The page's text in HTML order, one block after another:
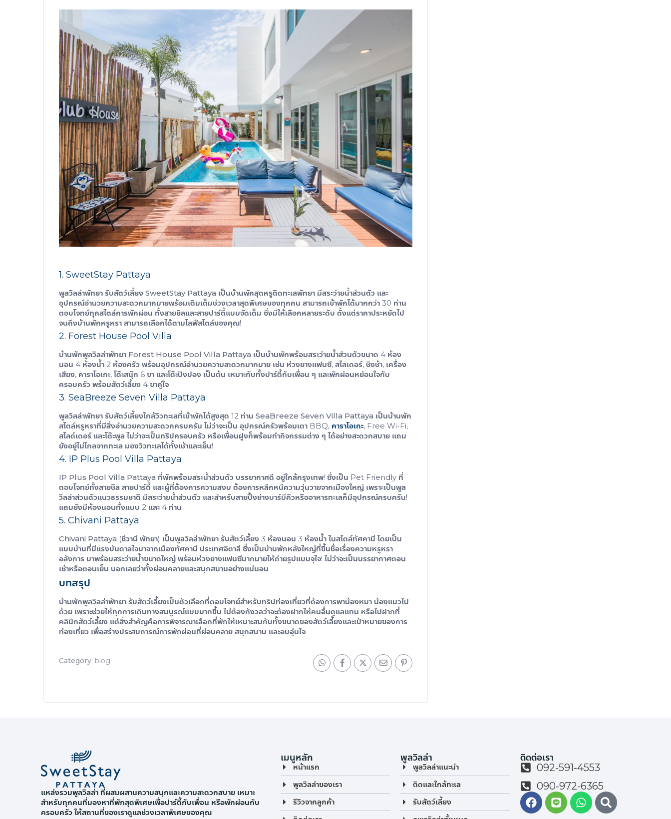
1. SweetStay Pattaya
พูลวิลล่าพัทยา รับสัตว์เลี้ยง SweetStay Pattaya เป็นบ้านพักสุดหรูติดทะเลพัทยา มีสระว่ายน้ำส่วนตัว และ
อุปกรณ์อำนวยความสะดวกมากมายพร้อมเติมเต็มช่วงเวลาสุดพิเศษของทุกคน สามารถเข้าพักได้มากกว่า 30 ท่าน
ตอบโจทย์ทุกสไตล์การพักผ่อน ทั้งสายชิลและสายปาร์ตี้แบบจัดเต็ม ซึ่งมีให้เลือกหลายระดับ ตั้งแต่ราคาประหยัดไป
จนถึงบ้านพักหรูหรา สามารถเลือกได้ตามไลฟ์สไตล์ของคุณ!
2. Forest House Pool Villa
บ้านพักพูลวิลล่าพัทยา Forest House Pool Villa Pattaya เป็นบ้านพักพร้อมสระว่ายน้ำส่วนตัวขนาด 4 ห้อง
นอน 4 ห้องน้ำ 2 ห้องครัว พร้อมอุปกรณ์อำนวยความสะดวกมากมาย เช่น ห่วงยางแฟนซี, สไลเดอร์, ชิงช้า, เครื่อง
เสียง, คาราโอเกะ, โต๊ะสนุ๊ก 6 ขา และโต๊ะปิงปอง เป็นต้น เหมาะกับทั้งปาร์ตี้กับเพื่อน ๆ และพักผ่อนหย่อนใจกับ
ครอบครัว พร้อมสัตว์เลี้ยง 4 ขาคู่ใจ
3. SeaBreeze Seven Villa Pattaya
พูลวิลล่าพัทยา รับสัตว์เลี้ยงใกล้วิวทะเลที่เข้าพักได้สูงสุด 12 ท่าน SeaBreeze Seven Villa Pattaya เป็นบ้านพัก
สไตล์หรูหราที่มีสิ่งอำนวยความสะดวกครบครัน ไม่ว่าจะเป็น อุปกรณ์ครัวพร้อมเตา BBQ, คาราโอเกะ, Free Wi-Fi,
สไลด์เดอร์ และโต๊ะพูล ไม่ว่าจะเป็นทริปครอบครัว หรือเพื่อนฝูงก็พร้อมทำกิจกรรมต่าง ๆ ได้อย่างสะดวกสบาย แถม
ยังอยู่ไม่ไกลจากทะเล มองวิวทะเลได้ทั้งเช้าและเย็น!
4. IP Plus Pool Villa Pattaya
IP Plus Pool Villa Pattaya ที่พักพร้อมสระน้ำส่วนตัว บรรยากาศดี อยู่ใกล้กรุงเทพ! ซึ่งเป็น Pet Friendly ที่
ตอบโจทย์ทั้งสายชิล สายปาร์ตี้ และผู้ที่ต้องการความสงบ ต้องการหลีกหนีความวุ่นวายจากเมืองใหญ่ เพราะเป็นพูล
วิลล่าส่วนตัวแนวธรรมชาติ มีสระว่ายน้ำส่วนตัว และสำหรับสายปิ้งย่างบาร์บีคิวหรืออาหารทะเลก็มีอุปกรณ์ครบครัน!
แถมยังมีห้องนอนทั้งแบบ 2 และ 4 ท่าน
5. Chivani Pattaya
Chivani Pattaya (ชีวานี พัทยา) เป็นพูลวิลล่าพัทยา รับสัตว์เลี้ยง 3 ห้องนอน 3 ห้องน้ำ ในสไตล์ทัศคานี โดยเป็น
แบบบ้านที่มีแรงบันดาลใจมาจากเมืองทัศคานี ประเทศอิตาลี ซึ่งเป็นบ้านพักหลังใหญ่ที่ขึ้นชื่อเรื่องความหรูหรา
อลังการ มาพร้อมสระว่ายน้ำขนาดใหญ่ พร้อมห่วงยางแฟนซีมากมายให้ถ่ายรูปแบบจุใจ! ไม่ว่าจะเป็นบรรยากาศตอน
เช้าหรือตอนเย็น บอกเลยว่าทั้งผ่อนคลายและสนุกสนานอย่างแน่นอน
บทสรุป
บ้านพักพูลวิลล่าพัทยา รับสัตว์เลี้ยงเป็นตัวเลือกที่ตอบโจทย์สำหรับทริปท่องเที่ยวที่ต้องการพาน้องหมา น้องแมวไป
ด้วย เพราะช่วยให้ทุกการเดินทางสมบูรณ์แบบมากขึ้น ไม่ต้องกังวลว่าจะต้องฝากให้คนอื่นดูแลแทน หรือไปฝากที่
คลินิกสัตว์เลี้ยง แต่สิ่งสำคัญคือการพิจารณาเลือกที่พักให้เหมาะสมกับทั้งขนาดของสัตว์เลี้ยงและเป้าหมายของการ
ท่องเที่ยว เพื่อสร้างประสบการณ์การพักผ่อนที่ผ่อนคลาย สนุกสนาน และอบอุ่นใจ
Category: blog
แหล่งรวมพูลวิลล่า ที่ผสมผสานความสนุกและความสะดวกสบาย เหมาะ
สำหรับทุกคนที่มองหาที่พักสุดพิเศษเพื่อปาร์ตี้กับเพื่อน หรือพักผ่อนกับ
ครอบครัว ให้สถานที่ของเราดูแลช่วงเวลาพิเศษของคุณ
เมนูหลัก
หน้าแรก
พูลวิลล่าของเรา
รีวิวจากลูกค้า
พูลวิลล่า
พูลวิลล่าแนะนำ
ติดและใกล้ทะเล
รับสัตว์เลี้ยง
ติดต่อเรา
092-591-4553
090-972-6365